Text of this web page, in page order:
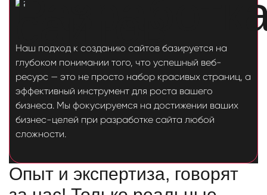
Наш подход к созданию сайтов базируется на
глубоком понимании того, что успешный веб-
ресурс — это не просто набор красивых страниц, а
эффективный инструмент для роста вашего
бизнеса. Мы фокусируемся на достижении ваших
бизнес-целей при разработке сайта любой
сложности.
Опыт и экспертиза, говорят